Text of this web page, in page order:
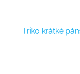
Triko krátké